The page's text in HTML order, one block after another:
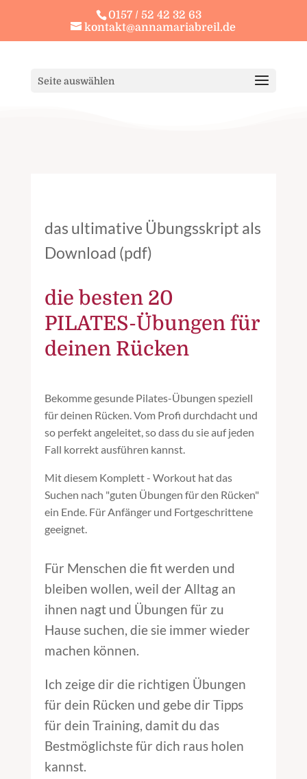
0157 / 52 42 32 63
kontakt@annamariabreil.de
Seite auswählen
das ultimative Übungsskript als
Download (pdf)
die besten 20
PILATES-Übungen für
deinen Rücken
Bekomme gesunde Pilates-Übungen speziell
für deinen Rücken. Vom Profi durchdacht und
so perfekt angeleitet, so dass du sie auf jeden
Fall korrekt ausführen kannst.
Mit diesem Komplett - Workout hat das
Suchen nach "guten Übungen für den Rücken"
ein Ende. Für Anfänger und Fortgeschrittene
geeignet.
Für Menschen die fit werden und
bleiben wollen, weil der Alltag an
ihnen nagt und Übungen für zu
Hause suchen, die sie immer wieder
machen können.
Ich zeige dir die richtigen Übungen
für dein Rücken und gebe dir Tipps
für dein Training, damit du das
Bestmöglichste für dich raus holen
kannst.